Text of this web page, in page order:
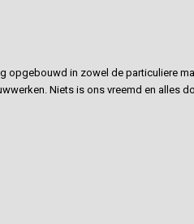
in zowel de particuliere
Niets is ons vreemd en alles